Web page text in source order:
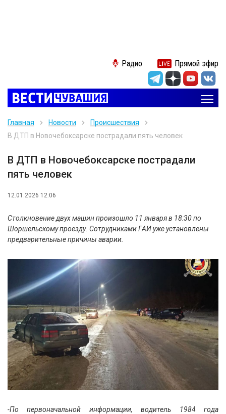
Радио Прямой эфир
Главная Новости
Происшествия
В ДТП в Новочебоксарске пострадали пять человек
В ДТП в Новочебоксарске пострадали
пять человек
12.01.2026 12:06
Столкновение двух машин произошло 11 января в 18:30 по
Шоршельскому проезду. Сотрудниками ГАИ уже установлены
предварительные причины аварии.
-По первоначальной информации, водитель 1984 года